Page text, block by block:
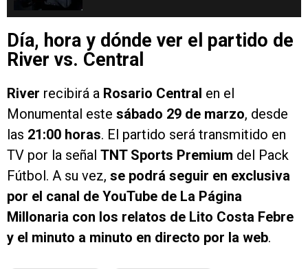
Día, hora y dónde ver el partido de
River vs. Central
River recibirá a Rosario Central en el
Monumental este sábado 29 de marzo, desde
las 21:00 horas. El partido será transmitido en
TV por la señal TNT Sports Premium del Pack
Fútbol. A su vez, se podrá seguir en exclusiva
por el canal de YouTube de La Página
Millonaria con los relatos de Lito Costa Febre
y el minuto a minuto en directo por la web.